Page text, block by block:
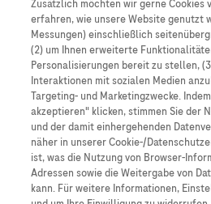
Retinale 2027
Gemeinsam mit Ihnen wollen
Zusätzlich möchten wir gerne Cookies
erfahren, wie unsere Website genutzt
Messungen) einschließlich
(2) um Ihnen erweiterte
Personalisierungen bereit zu stellen,
Interaktionen mit sozialen Medien
Targeting- und Marketingzwecke.
akzeptieren" klicken, stimmen Sie der
und der damit einhergehenden
näher in unserer Cookie-/
ist, was die Nutzung von Browser-
Adressen sowie die Weitergabe von
kann. Für weitere Informationen,